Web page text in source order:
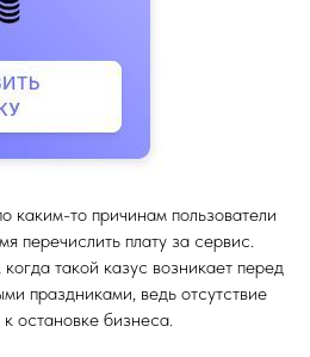
каким-то причинам пользователи
перечислить плату за сервис.
такой казус возникает перед
праздниками, ведь отсутствие
остановке бизнеса.